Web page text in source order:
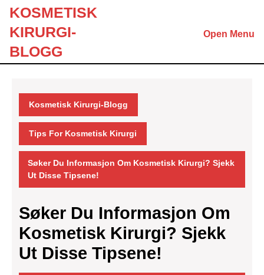
Skip
content
KOSMETISK
KIRURGI-
BLOGG
Open Menu
Kosmetisk Kirurgi-Blogg
Tips For Kosmetisk Kirurgi
Søker Du Informasjon Om Kosmetisk Kirurgi? Sjekk
Ut Disse Tipsene!
Søker Du Informasjon Om
Kosmetisk Kirurgi? Sjekk
Ut Disse Tipsene!